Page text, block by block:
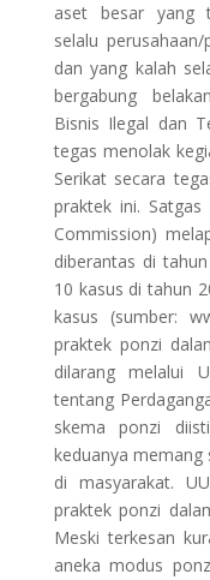
aset besar yang
selalu
dan yang kalah
bergabung
Bisnis Ilegal dan
tegas menolak
Serikat secara
praktek ini. Satgas
Commission)
diberantas di
10 kasus di tahun
kasus (sumber:
praktek ponzi
dilarang melalui
tentang
skema ponzi
keduanya memang
di masyarakat.
praktek ponzi
Meski terkesan
aneka modus